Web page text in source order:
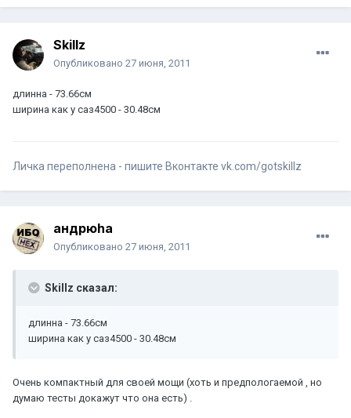
Skillz
Опубликовано 27 июня, 2011
длинна - 73.66см
ширина как у саз4500 - 30.48см
Личка переполнена - пишите Вконтакте vk.com/gotskillz
андрюha
Опубликовано 27 июня, 2011
Skillz сказал:
длинна - 73.66см
ширина как у саз4500 - 30.48см
Очень компактный для своей мощи (хоть и предпологаемой , но
думаю тесты докажут что она есть) .